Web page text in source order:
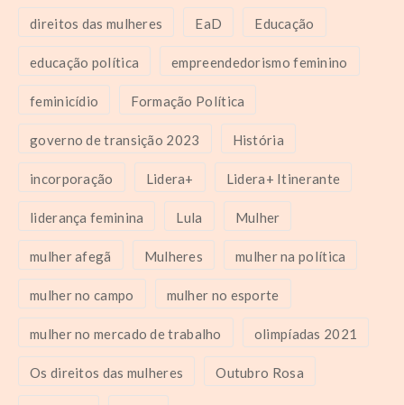
direitos das mulheres EaD Educação
educação política empreendedorismo feminino
feminicídio Formação Política
governo de transição 2023 História
incorporação Lidera+ Lidera+ Itinerante
liderança feminina Lula Mulher
mulher afegã Mulheres mulher na política
mulher no campo mulher no esporte
mulher no mercado de trabalho olimpíadas 2021
Os direitos das mulheres Outubro Rosa